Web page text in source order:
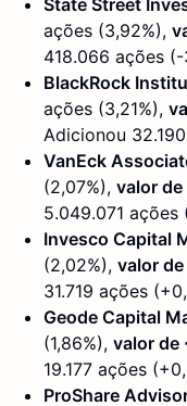
ações (3,92%),
418.066 ações (-
BlackRock
ações (3,21%),
Adicionou
VanEck
(2,07%), valor
5.049.071 ações
Invesco Capital
(2,02%), valor
31.719 ações
Geode Capital
(1,86%), valor de
19.177 ações
ProShare